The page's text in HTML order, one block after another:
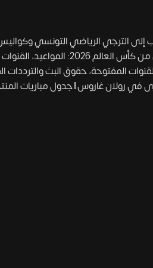
الترجي الرياضي التونسي وكواليس
الناقلة، والمعلقين
في رولان غاروس|